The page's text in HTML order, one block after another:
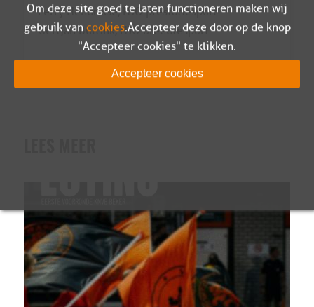
Ferry Hendrikse, HJO prestatiesport
Gertjan Buitink, HJO breedtesport
Om deze site goed te laten functioneren maken wij
gebruik van cookies. Accepteer deze door op de knop
"Accepteer cookies" te klikken.
Accepteer cookies